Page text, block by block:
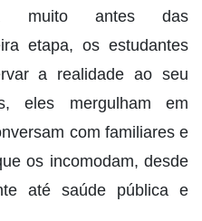
muito antes das
etapa, os estudantes
a realidade ao seu
eles mergulham em
com familiares e
os incomodam, desde
até saúde pública e